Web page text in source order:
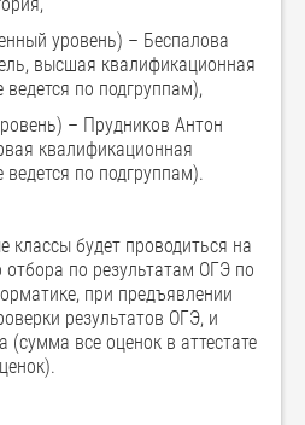
уровень) – Беспалова
высшая квалификационная
ведется по подгруппам),
– Прудников Антон
квалификационная
ведется по подгруппам).
классы будет проводиться на
по результатам ОГЭ по
при предъявлении
результатов ОГЭ, и
(сумма все оценок в аттестате